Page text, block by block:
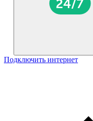
Подключить интернет